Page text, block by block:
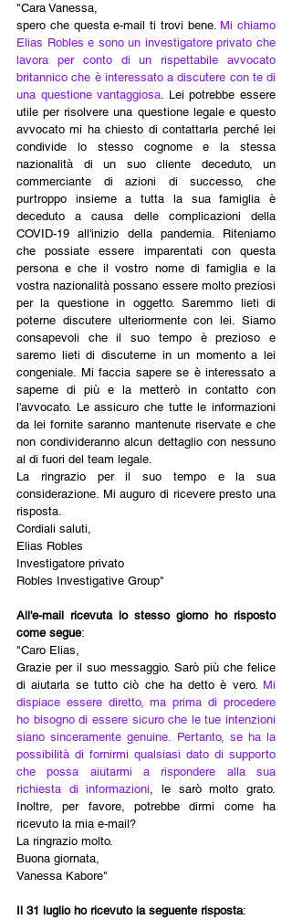
"Cara Vanessa,
spero che questa e-mail ti trovi bene. Mi chiamo
Elias Robles e sono un investigatore privato che
lavora per conto di un rispettabile avvocato
britannico che è interessato a discutere con te di
una questione vantaggiosa. Lei potrebbe essere
utile per risolvere una questione legale e questo
avvocato mi ha chiesto di contattarla perché lei
condivide lo stesso cognome e la stessa
nazionalità di un suo cliente deceduto, un
commerciante di azioni di successo, che
purtroppo insieme a tutta la sua famiglia è
deceduto a causa delle complicazioni della
COVID-19 all'inizio della pandemia. Riteniamo
che possiate essere imparentati con questa
persona e che il vostro nome di famiglia e la
vostra nazionalità possano essere molto preziosi
per la questione in oggetto. Saremmo lieti di
poterne discutere ulteriormente con lei. Siamo
consapevoli che il suo tempo è prezioso e
saremo lieti di discuterne in un momento a lei
congeniale. Mi faccia sapere se è interessato a
saperne di più e la metterò in contatto con
l'avvocato. Le assicuro che tutte le informazioni
da lei fornite saranno mantenute riservate e che
non condivideranno alcun dettaglio con nessuno
al di fuori del team legale.
La ringrazio per il suo tempo e la sua
considerazione. Mi auguro di ricevere presto una
risposta.
Cordiali saluti,
Elias Robles
Investigatore privato
Robles Investigative Group"
All'e-mail ricevuta lo stesso giorno ho risposto
come segue:
"Caro Elias,
Grazie per il suo messaggio. Sarò più che felice
di aiutarla se tutto ciò che ha detto è vero. Mi
dispiace essere diretto, ma prima di procedere
ho bisogno di essere sicuro che le tue intenzioni
siano sinceramente genuine. Pertanto, se ha la
possibilità di fornirmi qualsiasi dato di supporto
che possa aiutarmi a rispondere alla sua
richiesta di informazioni, le sarò molto grato.
Inoltre, per favore, potrebbe dirmi come ha
ricevuto la mia e-mail?
La ringrazio molto.
Buona giornata,
Vanessa Kabore"
Il 31 luglio ho ricevuto la seguente risposta: